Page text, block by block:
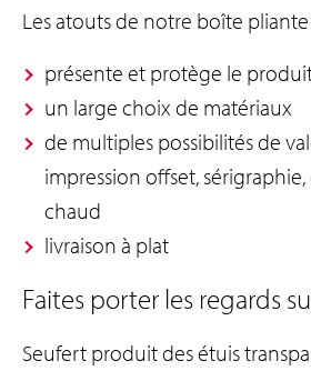
Les atouts de notre boîte
présente et protège le
un large choix de matériaux
de multiples possibilités de
impression offset,
chaud
livraison à plat
Faites porter les regards
Seufert produit des étuis